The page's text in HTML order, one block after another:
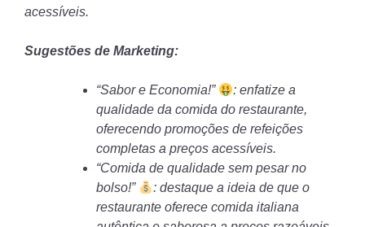
acessíveis.
Sugestões de Marketing:
“Sabor e Economia!”
: enfatize a
qualidade da comida do restaurante,
oferecendo promoções de refeições
completas a preços acessíveis.
“Comida de qualidade sem pesar no
bolso!”
: destaque a ideia de que o
restaurante oferece comida italiana